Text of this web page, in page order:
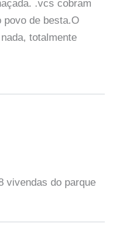
.vcs cobram
de besta.O
totalmente
vivendas do parque